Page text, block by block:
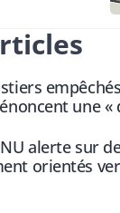
une «
alerte sur
orientés